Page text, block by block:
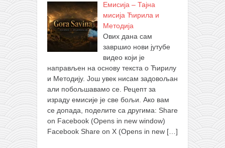
Емисија – Тајна
мисија Ћирила и
Методија
Ових дана сам
завршио нови јутубе
видео који је
направљен на основу текста о Ћирилу
и Методију. Још увек нисам задовољан
али побољшавамо се. Рецепт за
израду емисије је све бољи. Ако вам
се допада, поделите са другима: Share
on Facebook (Opens in new window)
Facebook Share on X (Opens in new […]